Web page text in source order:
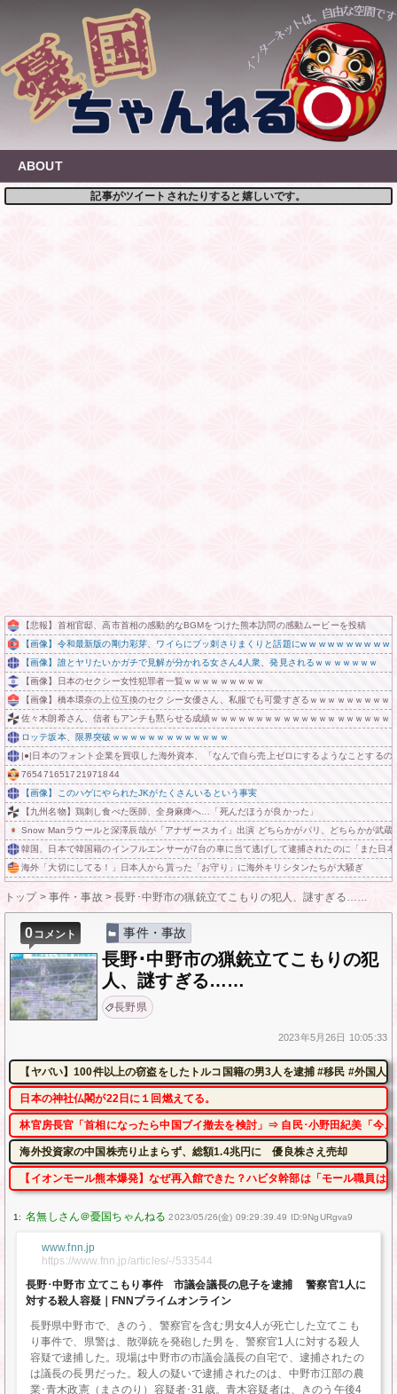
content
ABOUT
記事がツイートされたりすると嬉しいです。
【悲報】首相官邸、高市首相の感動的なBGMをつけた熊本訪問の感動ムービーを投稿
【画像】令和最新版の剛力彩芽、ワイらにブッ刺さりまくりと話題にw w w w w w w w w w
【画像】誰とヤリたいかガチで見解が分かれる女さん4人衆、発見されるｗｗｗｗｗｗｗ
【画像】日本のセクシー女性犯罪者一覧ｗｗｗｗｗｗｗｗｗ
【画像】橋本環奈の上位互換のセクシー女優さん、私服でも可愛すぎるｗｗｗｗｗｗｗｗｗ
佐々木朗希さん、信者もアンチも黙らせる成績ｗｗｗｗｗｗｗｗｗｗｗｗｗｗｗｗｗｗｗｗ
ロッテ坂本、限界突破ｗｗｗｗｗｗｗｗｗｗｗｗｗ
|●|日本のフォント企業を買収した海外資本、「なんで自ら売上ゼロにするようなことする
765471651721971844
【画像】このハゲにやられたJKがたくさんいるという事実
【九州名物】鶏刺し食べた医師、全身麻痺へ…「死んだほうが良かった」
Snow Manラウールと深澤辰哉が「アナザースカイ」出演 どちらかがパリ、どちらかが武蔵
韓国、日本で韓国籍のインフルエンサーが7台の車に当て逃げして逮捕されたのに「また日
海外「大切にしてる！」日本人から貰った「お守り」に海外キリシタンたちが大騒ぎ
トップ> 事件・事故>長野･中野市の猟銃立てこもりの犯人、謎すぎる……
0コメント 事件・事故
長野･中野市の猟銃立てこもりの犯
人、謎すぎる……
長野県
2023年5月26日 10:05:33
【ヤバい】100件以上の窃盗をしたトルコ国籍の男3人を逮捕 #移民 #外国人
日本の神社仏閣が22日に１回燃えてる。
林官房長官「首相になったら中国ブイ撤去を検討」⇒ 自民･小野田紀美「今
海外投資家の中国株売り止まらず、総額1.4兆円に 優良株さえ売却
【イオンモール熊本爆発】なぜ再入館できた？ハビタ幹部は「モール職員
1: 2023/05/26(金) 09:29:39.49 ID:9NgURgva9
www.fnn.jp
https://www.fnn.jp/articles/-/533544
長野･中野市 立てこもり事件 市議会議長の息子を逮捕 警察官1人に
対する殺人容疑｜FNNプライムオンライン
長野県中野市で、きのう、警察官を含む男女4人が死亡した立てこも
り事件で、県警は、散弾銃を発砲した男を、警察官1人に対する殺人
容疑で逮捕した。現場は中野市の市議会議長の自宅で、逮捕されたの
は議長の長男だった。殺人の疑いで逮捕されたのは、中野市江部の農
業･青木政憲（まさのり）容疑者･31歳。青木容疑者は、きのう午後4